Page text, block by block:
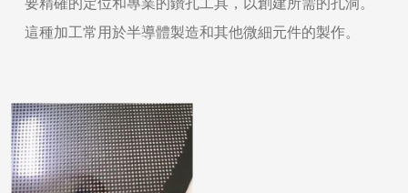
要精確的定位和專業的鑽孔工具，以創建所需的孔洞。
這種加工常用於半導體製造和其他微細元件的製作。